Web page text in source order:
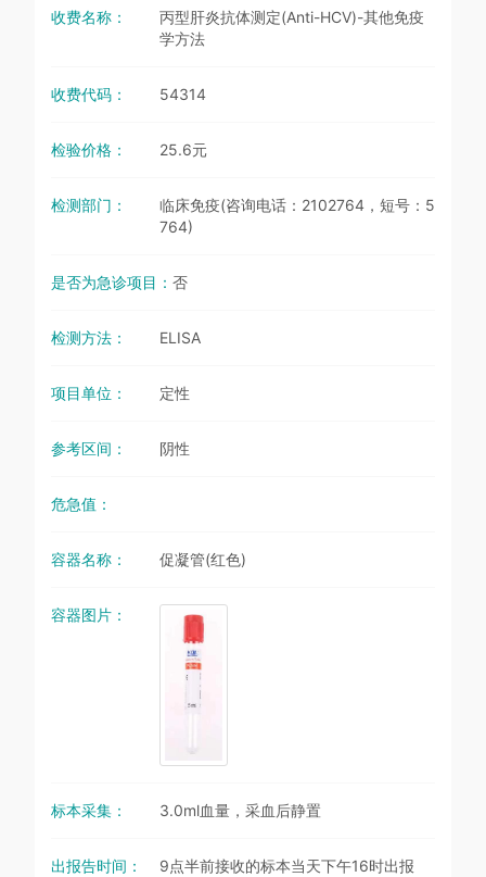
收费名称：
丙型肝炎抗体测定(Anti-HCV)-其他免疫
学方法
收费代码： 54314
检验价格： 25.6元
检测部门：
临床免疫(咨询电话：2102764，短号：5
764)
是否为急诊项目： 否
检测方法： ELISA
项目单位： 定性
参考区间： 阴性
危急值：
容器名称： 促凝管(红色)
容器图片：
标本采集： 3.0ml血量，采血后静置
出报告时间：
9点半前接收的标本当天下午16时出报